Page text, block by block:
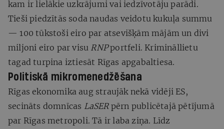
kam ir lielākie uzkrājumi vai iedzīvotāju parādi.
Tieši piedzītās soda naudas veidotu kukuļa summu
— 100 tūkstoši eiro par atsevišķām mājām un divi
miljoni eiro par visu RNPportfeli. Krimināllietu
tagad turpina iztiesāt Rīgas apgabaltiesa.
Politiskā mikromenedžēšana
Rīgas ekonomika aug straujāk nekā vidēji ES,
secināts domnīcas LaSER pērn publicētajā pētījumā
par Rīgas metropoli. Tā ir laba ziņa. Līdz